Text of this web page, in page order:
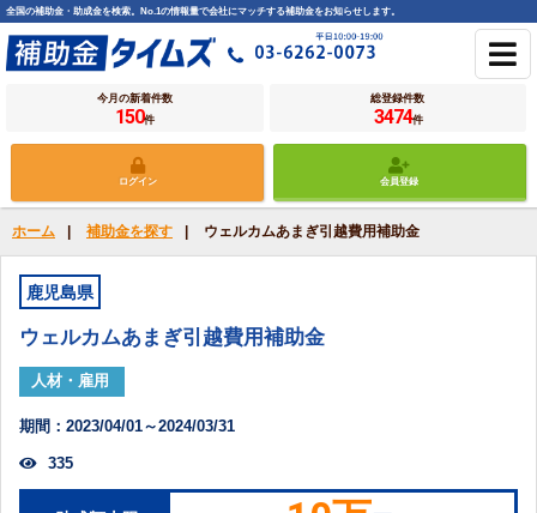
全国の補助金・助成金を検索。No.1の情報量で会社にマッチする補助金をお知らせします。
今月の新着件数
150件
総登録件数
3474件
ログイン 会員登録
ホーム | 補助金を探す | ウェルカムあまぎ引越費用補助金
鹿児島県
ウェルカムあまぎ引越費用補助金
人材・雇用
期間：2023/04/01～2024/03/31
335